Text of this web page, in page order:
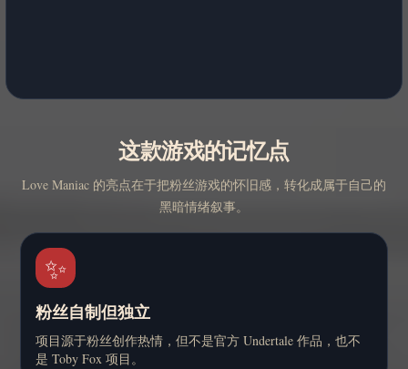
这款游戏的记忆点
Love Maniac 的亮点在于把粉丝游戏的怀旧感，转化成属于自己的
黑暗情绪叙事。
✨
粉丝自制但独立
项目源于粉丝创作热情，但不是官方 Undertale 作品，也不
是 Toby Fox 项目。